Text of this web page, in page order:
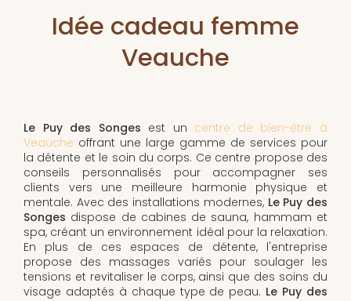
Idée cadeau femme
Veauche
Le Puy des Songes est un centre de bien-être à
Veauche offrant une large gamme de services pour
la détente et le soin du corps. Ce centre propose des
conseils personnalisés pour accompagner ses
clients vers une meilleure harmonie physique et
mentale. Avec des installations modernes, Le Puy des
Songes dispose de cabines de sauna, hammam et
spa, créant un environnement idéal pour la relaxation.
En plus de ces espaces de détente, l'entreprise
propose des massages variés pour soulager les
tensions et revitaliser le corps, ainsi que des soins du
visage adaptés à chaque type de peau. Le Puy des